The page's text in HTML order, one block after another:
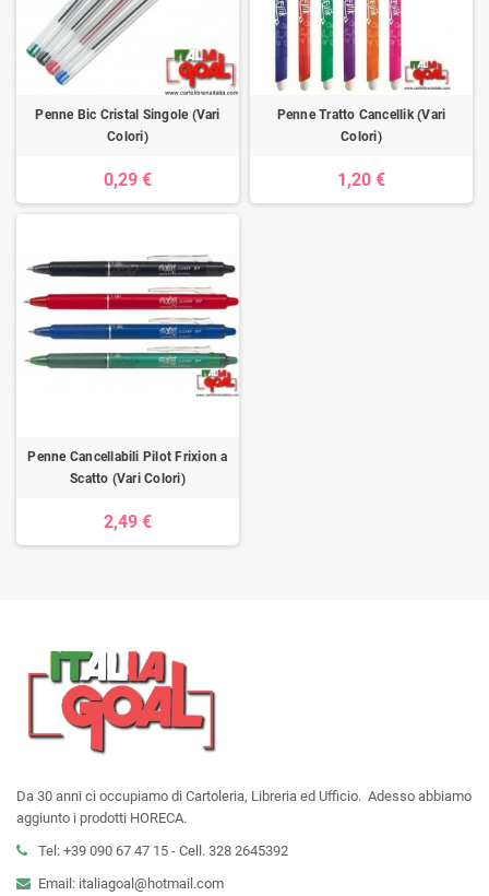
Penne Bic Cristal Singole (Vari
Colori)
0,29 €
Penne Tratto Cancellik (Vari
Colori)
1,20 €
Penne Cancellabili Pilot Frixion a
Scatto (Vari Colori)
2,49 €
Da 30 anni ci occupiamo di Cartoleria, Libreria ed Ufficio. Adesso abbiamo
aggiunto i prodotti HORECA.
Tel: +39 090 67 47 15 - Cell. 328 2645392
Email: italiagoal@hotmail.com